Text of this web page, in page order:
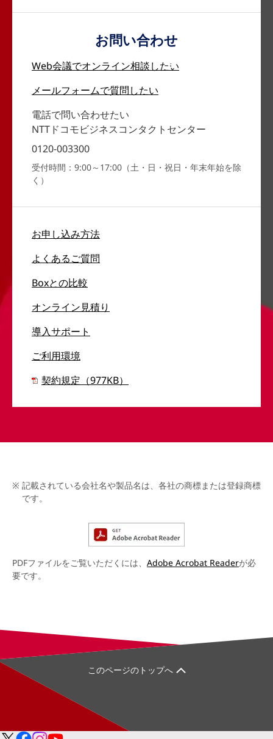
お問い合わせ
Web会議でオンライン相談したい
メールフォームで質問したい
電話で問い合わせたい
NTTドコモビジネスコンタクトセンター
0120-003300
受付時間：9:00～17:00（土・日・祝日・年末年始を除
く）
お申し込み方法
よくあるご質問
Boxとの比較
オンライン見積り
導入サポート
ご利用環境
契約規定（977KB）
記載されている会社名や製品名は、各社の商標または登録商標
です。
PDFファイルをご覧いただくには、 Adobe Acrobat Readerが必
要です。
このページのトップへ